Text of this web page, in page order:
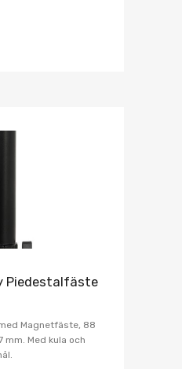
Piedestalfäste
Magnetfäste, 88
mm. Med kula och